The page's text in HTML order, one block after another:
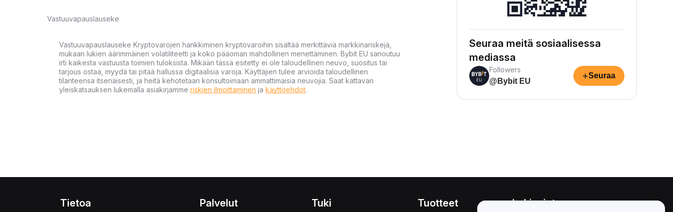
Vastuuvapauslauseke
Vastuuvapauslauseke Kryptovarojen hankkiminen kryptovaroihin sisältää merkittäviä markkinariskejä,
mukaan lukien äärimmäinen volatiliteetti ja koko pääoman mahdollinen menettäminen. Bybit EU sanoutuu
irti kaikesta vastuusta toimien tuloksista. Mikään tässä esitetty ei ole taloudellinen neuvo, suositus tai
tarjous ostaa, myydä tai pitää hallussa digitaalisia varoja. Käyttäjien tulee arvioida taloudellinen
tilanteensa itsenäisesti, ja heitä kehotetaan konsultoimaan ammattimaisia neuvojia. Saat kattavan
yleiskatsauksen lukemalla asiakirjamme riskien ilmoittaminen ja käyttöehdot.
Seuraa meitä sosiaalisessa
mediassa
Followers
@Bybit EU
+Seuraa
Tietoa Palvelut Tuki Tuotteet Lakiasiat